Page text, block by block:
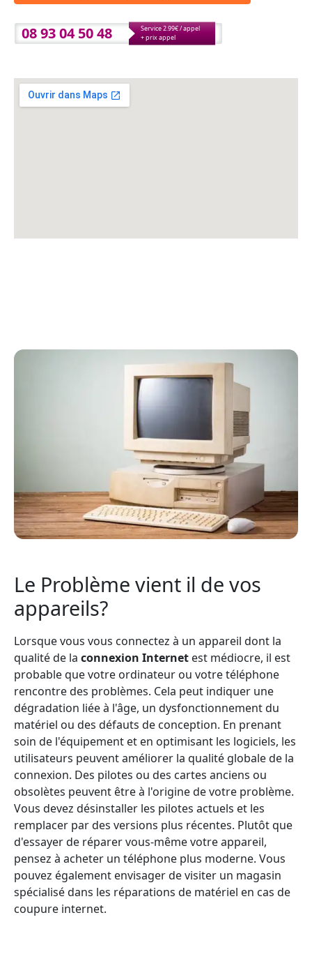
08 93 04 50 48
Service 2.99€ / appel
+ prix appel
Le Problème vient il de vos
appareils?
Lorsque vous vous connectez à un appareil dont la
qualité de la connexion Internet est médiocre, il est
probable que votre ordinateur ou votre téléphone
rencontre des problèmes. Cela peut indiquer une
dégradation liée à l'âge, un dysfonctionnement du
matériel ou des défauts de conception. En prenant
soin de l'équipement et en optimisant les logiciels, les
utilisateurs peuvent améliorer la qualité globale de la
connexion. Des pilotes ou des cartes anciens ou
obsolètes peuvent être à l'origine de votre problème.
Vous devez désinstaller les pilotes actuels et les
remplacer par des versions plus récentes. Plutôt que
d'essayer de réparer vous-même votre appareil,
pensez à acheter un téléphone plus moderne. Vous
pouvez également envisager de visiter un magasin
spécialisé dans les réparations de matériel en cas de
coupure internet.